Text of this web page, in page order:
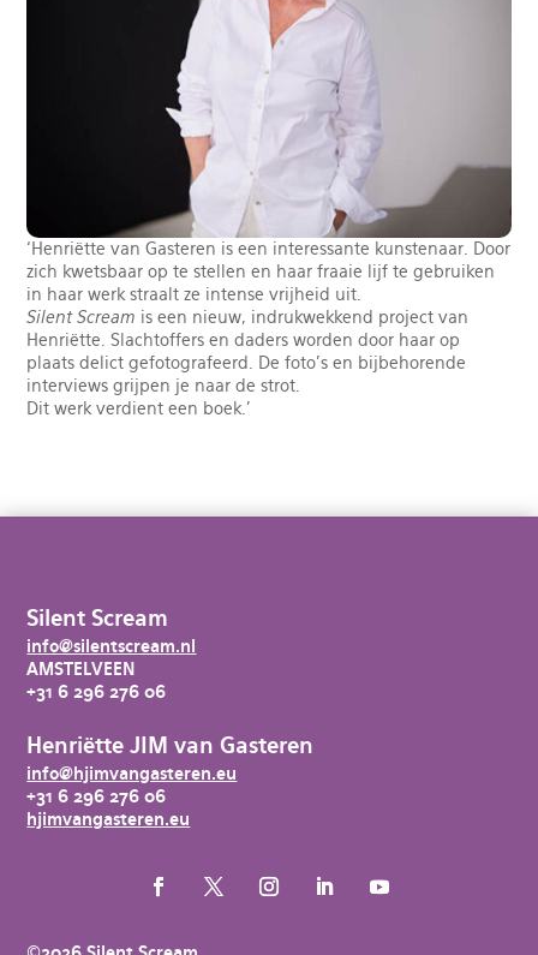
‘Henriëtte van Gasteren is een interessante kunstenaar. Door
zich kwetsbaar op te stellen en haar fraaie lijf te gebruiken
in haar werk straalt ze intense vrijheid uit.
Silent Scream is een nieuw, indrukwekkend project van
Henriëtte. Slachtoffers en daders worden door haar op
plaats delict gefotografeerd. De foto’s en bijbehorende
interviews grijpen je naar de strot.
Dit werk verdient een boek.’
Silent Scream
info@silentscream.nl
AMSTELVEEN
+31 6 296 276 06
Henriëtte JIM van Gasteren
info@hjimvangasteren.eu
+31 6 296 276 06
hjimvangasteren.eu